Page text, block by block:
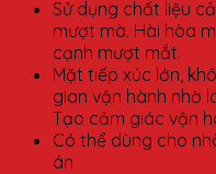
Sử dụng chất liệu
mượt mà. Hài hòa
cạnh mượt mắt.
Mặt tiếp xúc lớn,
gian vận hành nhờ
Tạo cảm giác vận
Có thể dùng cho
án